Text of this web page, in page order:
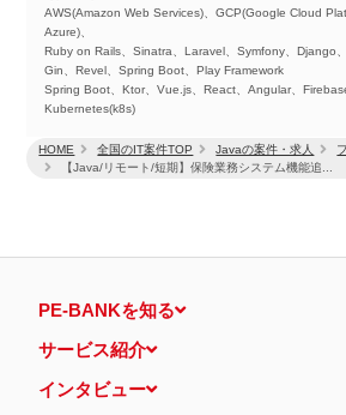
HOME 全国のIT案件TOP Javaの案件・求人
【Java/リモート/短期】保険業務システム機能追...
AWS(Amazon Web Services)、GCP(Google Cloud
Azure)、
Ruby on Rails、Sinatra、Laravel、Symfony、Django
Gin、Revel、Spring Boot、Play Framework
Spring Boot、Ktor、Vue.js、React、Angular、
Kubernetes(k8s)
PE-BANKを知る
サービス紹介
インタビュー